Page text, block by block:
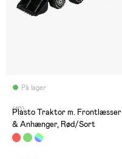
På lager
(10)
Plasto Traktor m. Frontlæsser
& Anhænger, Rød/Sort